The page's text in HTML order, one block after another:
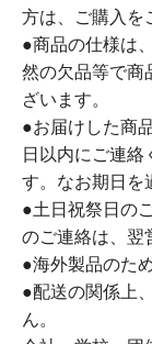
方は、ご購入を
●商品の仕様は
然の欠品等で商
ざいます。
●お届けした商
日以内にご連絡
す。なお期日を
●土日祝祭日の
のご連絡は、翌
●海外製品のた
●配送の関係上
ん。